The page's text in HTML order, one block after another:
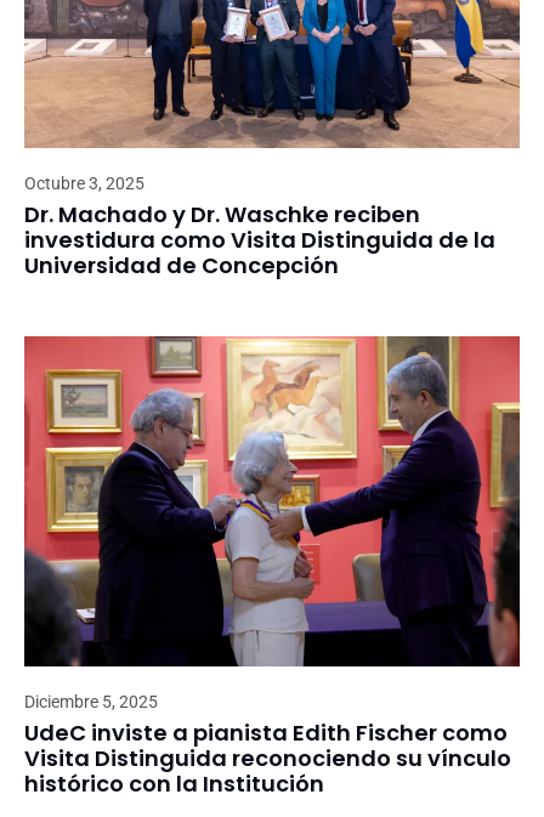
Octubre 3, 2025
Dr. Machado y Dr. Waschke reciben
investidura como Visita Distinguida de la
Universidad de Concepción
Diciembre 5, 2025
UdeC inviste a pianista Edith Fischer como
Visita Distinguida reconociendo su vínculo
histórico con la Institución